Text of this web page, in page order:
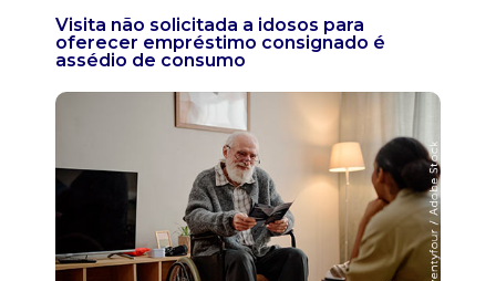
Visita não solicitada a idosos para
oferecer empréstimo consignado é
assédio de consumo